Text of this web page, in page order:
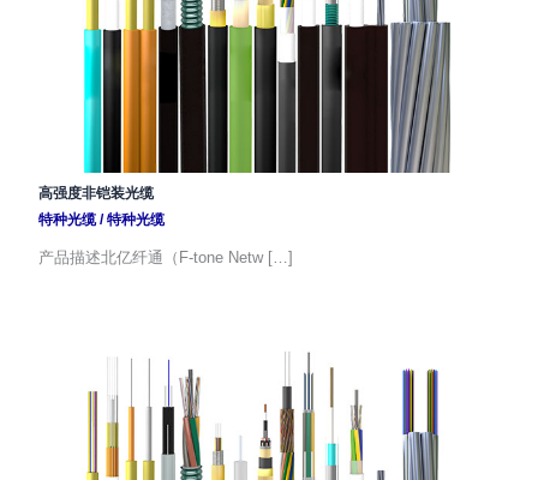
高强度非铠装光缆
特种光缆/特种光缆
产品描述北亿纤通（F-tone Netw […]